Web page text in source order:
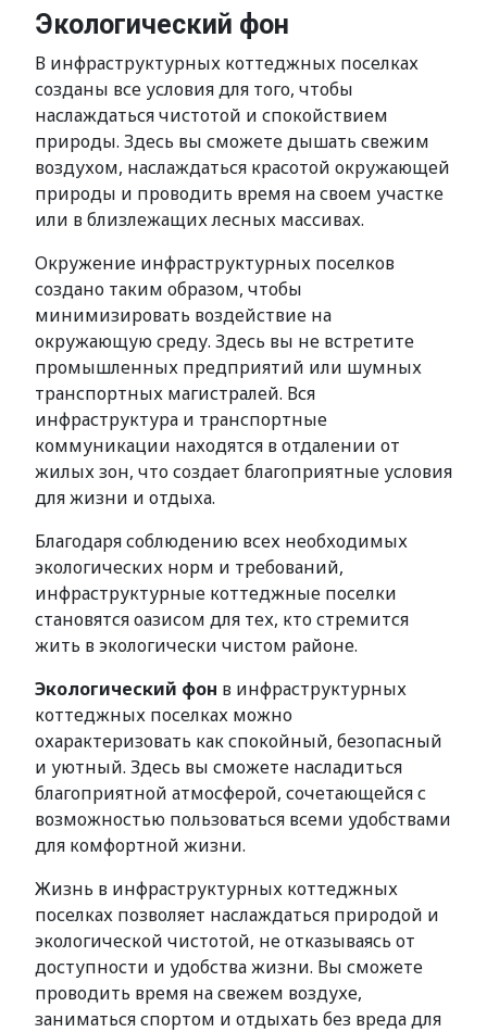
Экологический фон
В инфраструктурных коттеджных поселках
созданы все условия для того, чтобы
наслаждаться чистотой и спокойствием
природы. Здесь вы сможете дышать свежим
воздухом, наслаждаться красотой окружающей
природы и проводить время на своем участке
или в близлежащих лесных массивах.
Окружение инфраструктурных поселков
создано таким образом, чтобы
минимизировать воздействие на
окружающую среду. Здесь вы не встретите
промышленных предприятий или шумных
транспортных магистралей. Вся
инфраструктура и транспортные
коммуникации находятся в отдалении от
жилых зон, что создает благоприятные условия
для жизни и отдыха.
Благодаря соблюдению всех необходимых
экологических норм и требований,
инфраструктурные коттеджные поселки
становятся оазисом для тех, кто стремится
жить в экологически чистом районе.
Экологический фон в инфраструктурных
коттеджных поселках можно
охарактеризовать как спокойный, безопасный
и уютный. Здесь вы сможете насладиться
благоприятной атмосферой, сочетающейся с
возможностью пользоваться всеми удобствами
для комфортной жизни.
Жизнь в инфраструктурных коттеджных
поселках позволяет наслаждаться природой и
экологической чистотой, не отказываясь от
доступности и удобства жизни. Вы сможете
проводить время на свежем воздухе,
заниматься спортом и отдыхать без вреда для